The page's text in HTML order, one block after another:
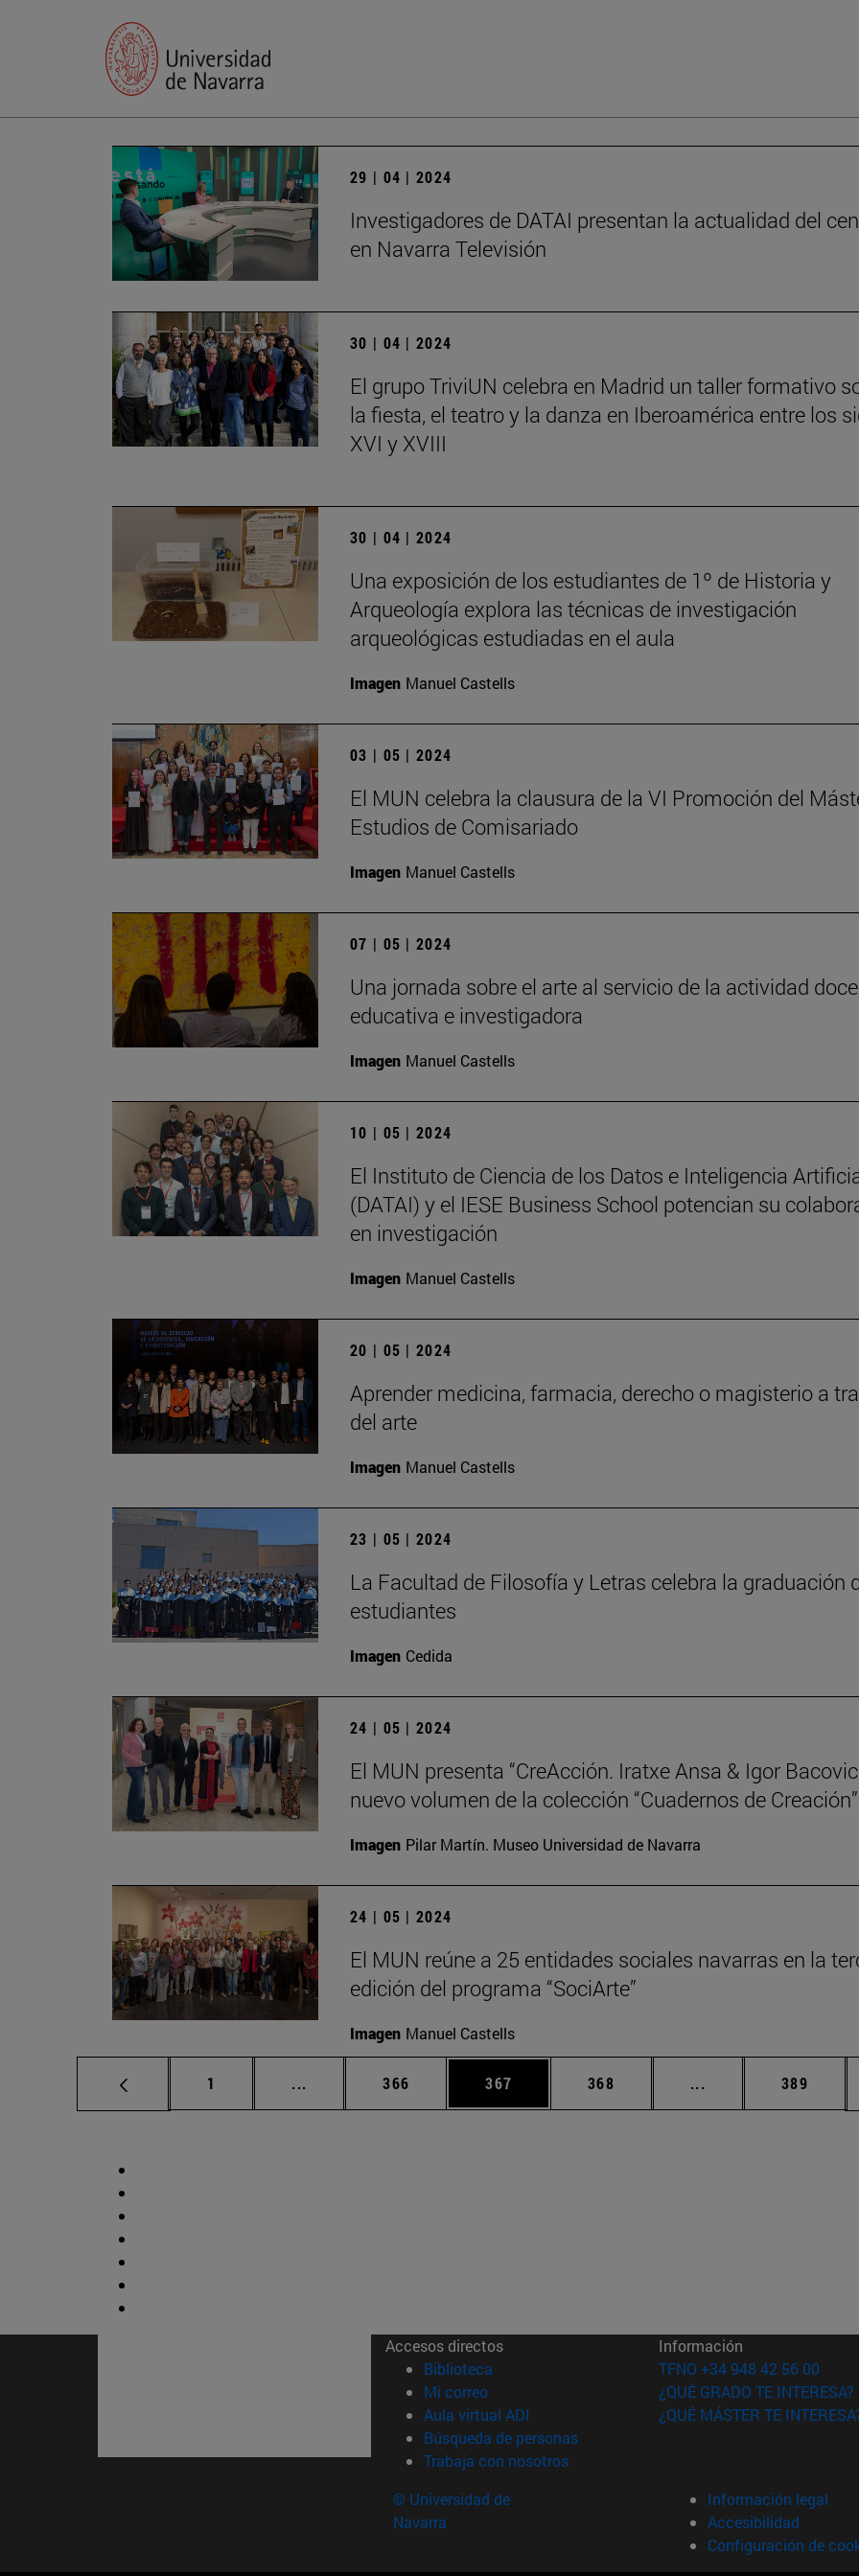
29 | 04 | 2024
Investigadores de DATAI presentan la actualidad del
en Navarra Televisión
30 | 04 | 2024
El grupo TriviUN celebra en Madrid un taller formativo
la fiesta, el teatro y la danza en Iberoamérica entre los
XVI y XVIII
30 | 04 | 2024
Una exposición de los estudiantes de 1º de Historia y
Arqueología explora las técnicas de investigación
arqueológicas estudiadas en el aula
Imagen Manuel Castells
03 | 05 | 2024
El MUN celebra la clausura de la VI Promoción del
Estudios de Comisariado
Imagen Manuel Castells
07 | 05 | 2024
Una jornada sobre el arte al servicio de la actividad
educativa e investigadora
Imagen Manuel Castells
10 | 05 | 2024
El Instituto de Ciencia de los Datos e Inteligencia
(DATAI) y el IESE Business School potencian su
en investigación
Imagen Manuel Castells
20 | 05 | 2024
Aprender medicina, farmacia, derecho o magisterio a
del arte
Imagen Manuel Castells
23 | 05 | 2024
La Facultad de Filosofía y Letras celebra la graduación
estudiantes
Imagen Cedida
24 | 05 | 2024
El MUN presenta “CreAcción. Iratxe Ansa & Igor
nuevo volumen de la colección “Cuadernos de Creación”
Imagen Pilar Martín. Museo Universidad de Navarra
24 | 05 | 2024
El MUN reúne a 25 entidades sociales navarras en la
edición del programa “SociArte”
Imagen Manuel Castells
Página
1 ... Páginas intermedias Use TAB para desplazarse.
Página
366 Página
367 Página
368 ... Páginas intermedias
Página
389
Accesos directos
Biblioteca (abre en nueva ventana)
Mi correo(abre en nueva ventana)
Aula virtual ADI (abre en nueva ventana)
Búsqueda de personas(abre en nueva ventana)
Trabaja con nosotros(abre en nueva ventana)
Información
TFNO +34 948 42 56 00
¿QUÉ GRADO TE INTERESA?
¿QUÉ MÁSTER TE
© Universidad de
Navarra
Información legal
Accesibilidad
Configuración de